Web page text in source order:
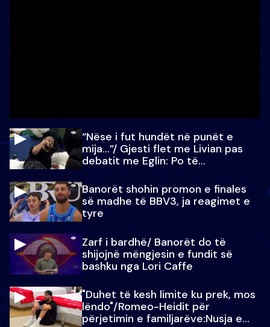
“Nëse i fut hundët në punët e
mija…”/ Gjesti flet me Livian pas
debatit me Eglin: Po të
Banorët shohin promon e finales
së madhe të BBV3, ja reagimet e
tyre
Zarf i bardhë/ Banorët do të
shijojnë mëngjesin e fundit së
bashku nga Lori Caffe
"Duhet të kesh limite ku prek, mos
lëndo"/Romeo-Heidit për
përjetimin e familjarëve:Nusja e